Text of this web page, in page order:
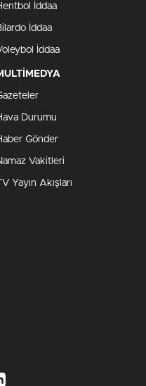
İddaa
İddaa
İddaa
Durumu
Gönder
Vakitleri
TV Yayın Akışları